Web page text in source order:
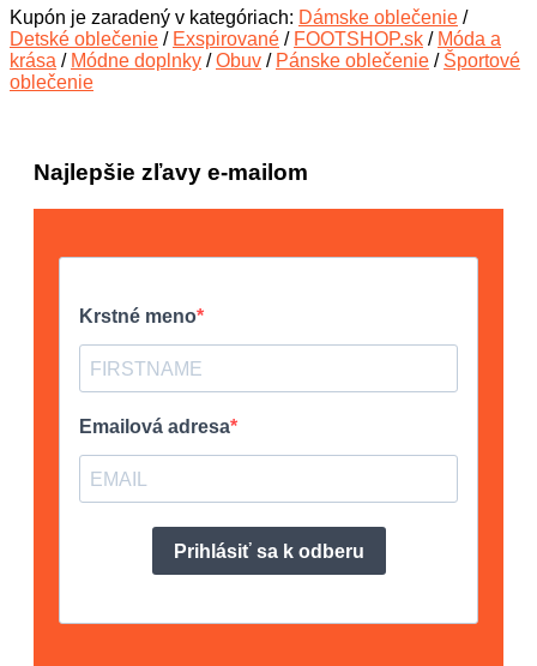
Kupón je zaradený v kategóriach: Dámske oblečenie /
Detské oblečenie / Exspirované / FOOTSHOP.sk / Móda a
krása / Módne doplnky /Obuv / Pánske oblečenie / Športové
oblečenie
Najlepšie zľavy e-mailom